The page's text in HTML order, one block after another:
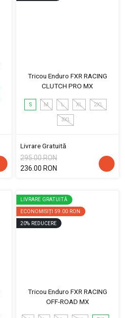
Tricou Enduro FXR RACING
CLUTCH PRO MX
S M L XL 2XL
3XL
Livrare Gratuită
295.00 RON
236.00 RON
LIVRARE GRATUITĂ
ECONOMISIȚI 59.00 RON
20% REDUCERE
Tricou Enduro FXR RACING
OFF-ROAD MX